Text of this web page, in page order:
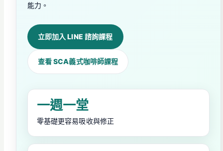
能力。
立即加入 LINE 諮詢課程
查看 SCA義式咖啡師課程
一週一堂
零基礎更容易吸收與修正